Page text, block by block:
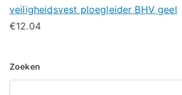
veiligheidsvest ploegleider BHV geel
€12.04
Zoeken